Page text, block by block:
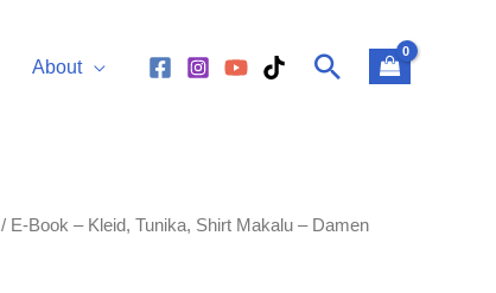
About Suchen
/ E-Book – Kleid, Tunika, Shirt Makalu – Damen